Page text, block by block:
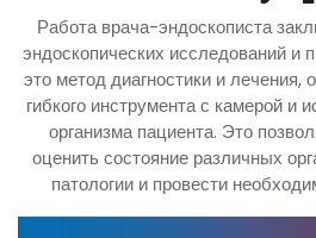
Работа врача-эндоскописта
эндоскопических исследований и
это метод диагностики и лечения,
гибкого инструмента с камерой и
организма пациента. Это
оценить состояние различных
патологии и провести